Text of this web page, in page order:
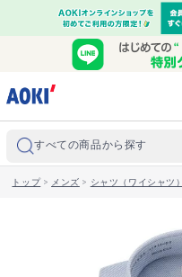
すべての商品から探す
トップ> メンズ > シャツ（ワイシャツ）